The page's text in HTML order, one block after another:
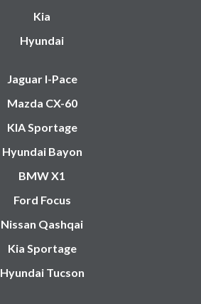
Kia
Hyundai
Jaguar I-Pace
Mazda CX-60
KIA Sportage
Hyundai Bayon
BMW X1
Ford Focus
Nissan Qashqai
Kia Sportage
Hyundai Tucson